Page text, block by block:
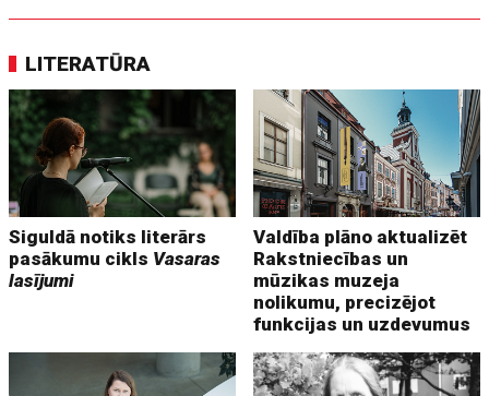
LITERATŪRA
Siguldā notiks literārs
pasākumu cikls Vasaras
lasījumi
Valdība plāno aktualizēt
Rakstniecības un
mūzikas muzeja
nolikumu, precizējot
funkcijas un uzdevumus